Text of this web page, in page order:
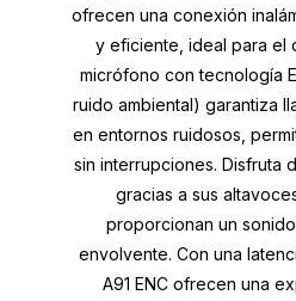
ofrecen una conexión
y eficiente, ideal para el
micrófono con tecnología
ruido ambiental) garantiza
en entornos ruidosos,
sin interrupciones. Disfruta
gracias a sus
proporcionan un
envolvente. Con una
A91 ENC ofrecen una